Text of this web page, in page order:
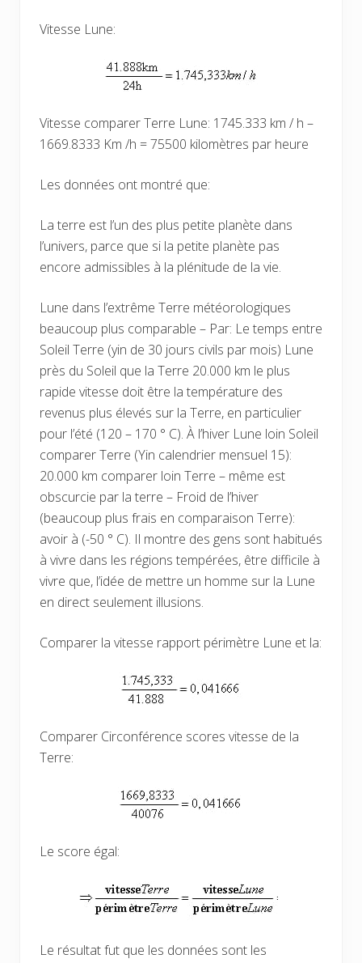
Vitesse Lune:
Vitesse comparer Terre Lune: 1745.333 km / h –
1669.8333 Km /h = 75500 kilomètres par heure
Les données ont montré que:
La terre est l’un des plus petite planète dans
l’univers, parce que si la petite planète pas
encore admissibles à la plénitude de la vie.
Lune dans l’extrême Terre météorologiques
beaucoup plus comparable – Par: Le temps entre
Soleil Terre (yin de 30 jours civils par mois) Lune
près du Soleil que la Terre 20.000 km le plus
rapide vitesse doit être la température des
revenus plus élevés sur la Terre, en particulier
pour l’été (120 – 170 ° C). À l’hiver Lune loin Soleil
comparer Terre (Yin calendrier mensuel 15):
20.000 km comparer loin Terre – même est
obscurcie par la terre – Froid de l’hiver
(beaucoup plus frais en comparaison Terre):
avoir à (-50 ° C). Il montre des gens sont habitués
à vivre dans les régions tempérées, être difficile à
vivre que, l’idée de mettre un homme sur la Lune
en direct seulement illusions.
Comparer la vitesse rapport périmètre Lune et la:
Comparer Circonférence scores vitesse de la
Terre:
Le score égal:
Le résultat fut que les données sont les